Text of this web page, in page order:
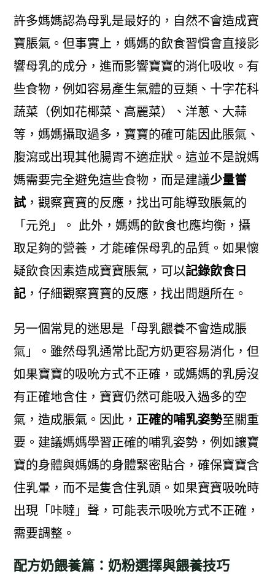
許多媽媽認為母乳是最好的，自然不會造成寶
寶脹氣。但事實上，媽媽的飲食習慣會直接影
響母乳的成分，進而影響寶寶的消化吸收。有
些食物，例如容易產生氣體的豆類、十字花科
蔬菜（例如花椰菜、高麗菜）、洋蔥、大蒜
等，媽媽攝取過多，寶寶的確可能因此脹氣、
腹瀉或出現其他腸胃不適症狀。這並不是說媽
媽需要完全避免這些食物，而是建議少量嘗
試，觀察寶寶的反應，找出可能導致脹氣的
「元兇」。 此外，媽媽的飲食也應均衡，攝
取足夠的營養，才能確保母乳的品質。如果懷
疑飲食因素造成寶寶脹氣，可以記錄飲食日
記，仔細觀察寶寶的反應，找出問題所在。
另一個常見的迷思是「母乳餵養不會造成脹
氣」。雖然母乳通常比配方奶更容易消化，但
如果寶寶的吸吮方式不正確，或媽媽的乳房沒
有正確地含住，寶寶仍然可能吸入過多的空
氣，造成脹氣。因此， 正確的哺乳姿勢至關重
要。建議媽媽學習正確的哺乳姿勢，例如讓寶
寶的身體與媽媽的身體緊密貼合，確保寶寶含
住乳暈，而不是隻含住乳頭。如果寶寶吸吮時
出現「咔噠」聲，可能表示吸吮方式不正確，
需要調整。
配方奶餵養篇：奶粉選擇與餵養技巧